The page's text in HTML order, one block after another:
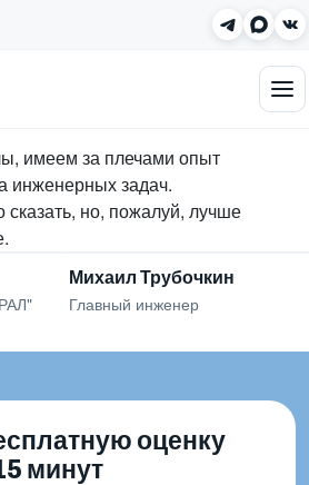
имеем за плечами опыт
инженерных задач.
но, пожалуй, лучше
Михаил Трубочкин
Главный инженер
оценку
минут